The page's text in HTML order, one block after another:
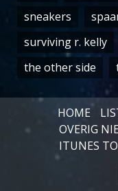
sneakers
surviving r. kelly
the other side
HOME
OVERIG
ITUNES